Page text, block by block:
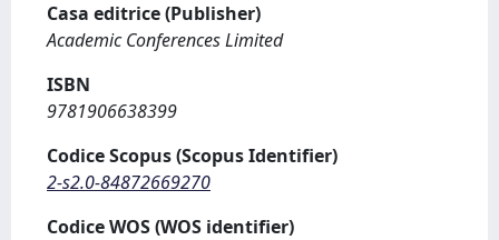
Casa editrice (Publisher)
Academic Conferences Limited
ISBN
9781906638399
Codice Scopus (Scopus Identifier)
2-s2.0-84872669270
Codice WOS (WOS identifier)